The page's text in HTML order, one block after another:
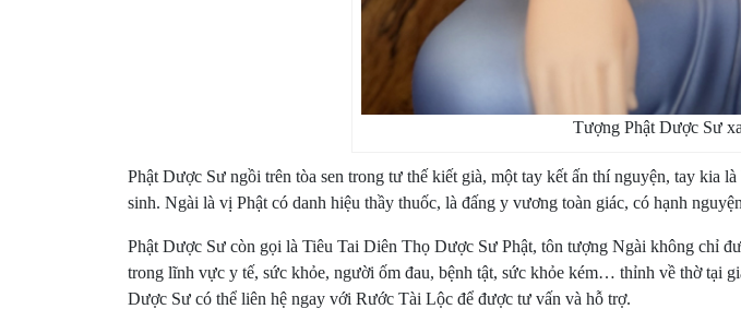
Tượng Phật Dược Sư
Phật Dược Sư ngồi trên tòa sen trong tư thế kiết già, một tay kết ấn thí nguyện, tay kia
sinh. Ngài là vị Phật có danh hiệu thầy thuốc, là đấng y vương toàn giác, có hạnh
Phật Dược Sư còn gọi là Tiêu Tai Diên Thọ Dược Sư Phật, tôn tượng Ngài không chỉ
trong lĩnh vực y tế, sức khỏe, người ốm đau, bệnh tật, sức khỏe kém… thỉnh về thờ tại
Dược Sư có thể liên hệ ngay với Rước Tài Lộc để được tư vấn và hỗ trợ.